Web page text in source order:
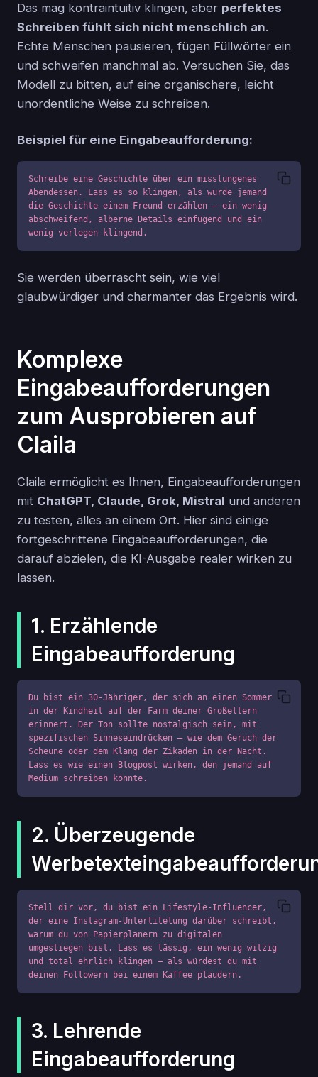
Das mag kontraintuitiv klingen, aber perfektes
Schreiben fühlt sich nicht menschlich an.
Echte Menschen pausieren, fügen Füllwörter ein
und schweifen manchmal ab. Versuchen Sie, das
Modell zu bitten, auf eine organischere, leicht
unordentliche Weise zu schreiben.
Beispiel für eine Eingabeaufforderung:
Schreibe eine Geschichte über ein misslungenes
Abendessen. Lass es so klingen, als würde jemand
die Geschichte einem Freund erzählen – ein wenig
abschweifend, alberne Details einfügend und ein
wenig verlegen klingend.
Sie werden überrascht sein, wie viel
glaubwürdiger und charmanter das Ergebnis wird.
Komplexe
Eingabeaufforderungen
zum Ausprobieren auf
Claila
Claila ermöglicht es Ihnen, Eingabeaufforderungen
mit ChatGPT, Claude, Grok, Mistral und anderen
zu testen, alles an einem Ort. Hier sind einige
fortgeschrittene Eingabeaufforderungen, die
darauf abzielen, die KI-Ausgabe realer wirken zu
lassen.
1. Erzählende
Eingabeaufforderung
Du bist ein 30-Jähriger, der sich an einen Sommer
in der Kindheit auf der Farm deiner Großeltern
erinnert. Der Ton sollte nostalgisch sein, mit
spezifischen Sinneseindrücken – wie dem Geruch der
Scheune oder dem Klang der Zikaden in der Nacht.
Lass es wie einen Blogpost wirken, den jemand auf
Medium schreiben könnte.
2. Überzeugende
Stell dir vor, du bist ein Lifestyle-Influencer,
der eine Instagram-Untertitelung darüber schreibt,
warum du von Papierplanern zu digitalen
umgestiegen bist. Lass es lässig, ein wenig witzig
und total ehrlich klingen – als würdest du mit
deinen Followern bei einem Kaffee plaudern.
3. Lehrende
Eingabeaufforderung